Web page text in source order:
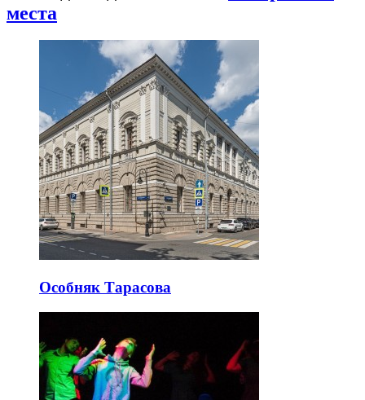
места
Особняк Тарасова